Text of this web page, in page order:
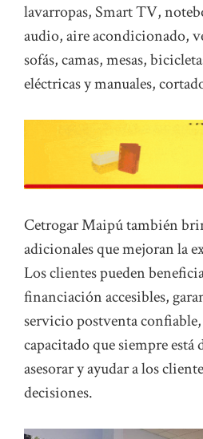
lavarropas, Smart TV,
audio, aire acondicionado,
sofás, camas, mesas,
eléctricas y manuales,
Cetrogar Maipú también
adicionales que mejoran la
Los clientes pueden
financiación accesibles,
servicio postventa
capacitado que siempre
asesorar y ayudar a los
decisiones.